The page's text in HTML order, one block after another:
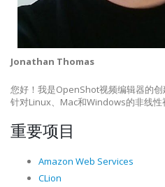
Jonathan Thomas
您好！我是OpenShot视频编辑器的创
针对Linux、Mac和Windows的非线性
重要项目
Amazon Web Services
CLion